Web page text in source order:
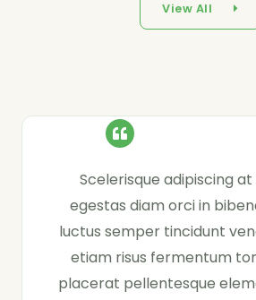
View All
Scelerisque adipiscing at
egestas diam orci in
luctus semper tincidunt
etiam risus fermentum
placerat pellentesque